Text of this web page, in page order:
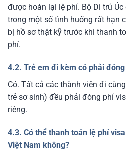
được hoàn lại lệ phí. Bộ Di trú
trong một số tình huống rất hạn
bị hồ sơ thật kỹ trước khi thanh
phí.
4.2. Trẻ em đi kèm có phải
Có. Tất cả các thành viên đi
trẻ sơ sinh) đều phải đóng phí
riêng.
4.3. Có thể thanh toán lệ phí
Việt Nam không?